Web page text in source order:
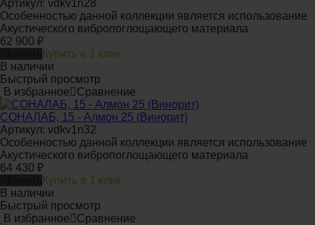
Артикул: vdkv1n28
Особенностью данной коллекции является использование
Акустического вибропоглощающего материала
62 900 ₽
Купить в 1 клик
В наличии
Быстрый просмотр
В избранное
Сравнение
СОНАЛАБ, 15 - Алмон 25 (Винорит)
Артикул: vdkv1n32
Особенностью данной коллекции является использование
Акустического вибропоглощающего материала
64 430 ₽
Купить в 1 клик
В наличии
Быстрый просмотр
В избранное
Сравнение